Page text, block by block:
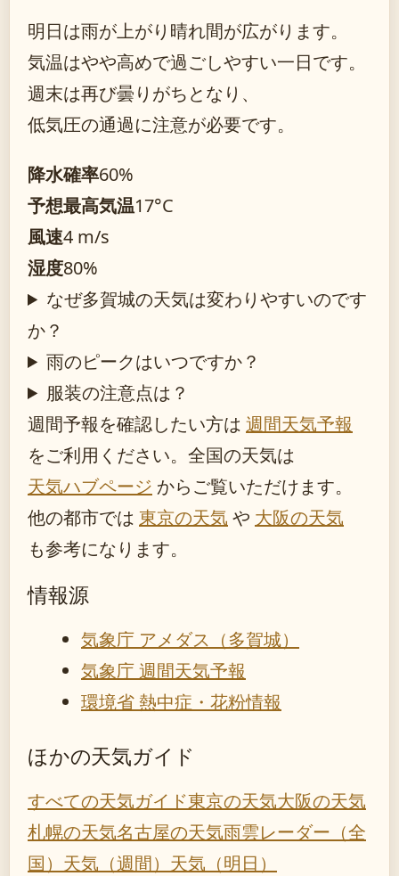
明日は雨が上がり晴れ間が広がります。
気温はやや高めで過ごしやすい一日です。
週末は再び曇りがちとなり、
低気圧の通過に注意が必要です。
降水確率60%
予想最高気温17°C
風速4 m/s
湿度80%
なぜ多賀城の天気は変わりやすいのです
か？
雨のピークはいつですか？
服装の注意点は？
週間予報を確認したい方は 週間天気予報
をご利用ください。全国の天気は
天気ハブページ からご覧いただけます。
他の都市では 東京の天気 や 大阪の天気
も参考になります。
情報源
気象庁 アメダス（多賀城）
気象庁 週間天気予報
環境省 熱中症・花粉情報
ほかの天気ガイド
すべての天気ガイド東京の天気大阪の天気
札幌の天気名古屋の天気雨雲レーダー（全
国） 天気（週間） 天気（明日）